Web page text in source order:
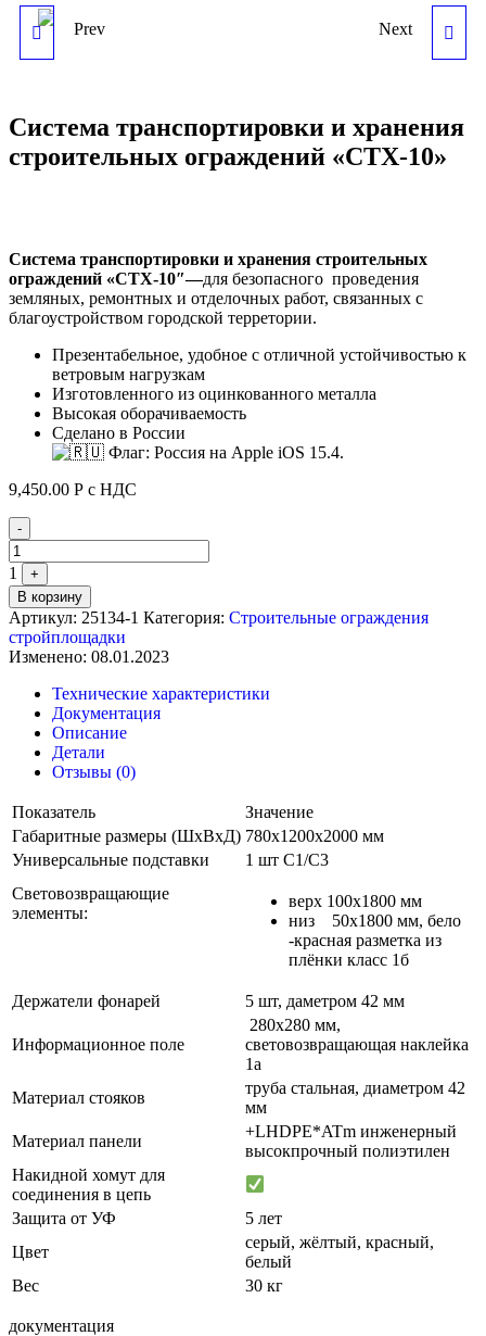
СТОЛБИК ГИБКИЙ
Prev
ОГРАЖДЕНИЕ«ВАРИО-
Next
Система транспортировки и хранения
строительных ограждений «СТХ-10»
Система транспортировки и хранения строительных
ограждений «СТХ-10″—для безопасного проведения
земляных, ремонтных и отделочных работ, связанных с
благоустройством городской терретории.
Презентабельное, удобное с отличной устойчивостью к
ветровым нагрузкам
Изготовленного из оцинкованного металла
Высокая оборачиваемость
Сделано в России
9,450.00 Р с НДС
Quantity
-
1
+
В корзину
Артикул: 25134-1 Категория: Строительные ограждения
стройплощадки
Изменено: 08.01.2023
Технические характеристики
Документация
Описание
Детали
Отзывы (0)
Показатель
Значение
Габаритные размеры (ШхВхД) 780х1200х2000 мм
Универсальные подставки
1 шт С1/С3
Световозвращающие
элементы:
верх 100х1800 мм
низ 50х1800 мм, бело
-красная разметка из
плёнки класс 1б
Держатели фонарей 5 шт, даметром 42 мм
Информационное поле
280х280 мм,
световозвращающая наклейка
1а
Материал стояков
труба стальная, диаметром 42
мм
Материал панели
+LHDPE*ATm инженерный
высокпрочный полиэтилен
Накидной хомут для
соединения в цепь
Защита от УФ
5 лет
Цвет
серый, жёлтый, красный,
белый
Вес
30 кг
документация